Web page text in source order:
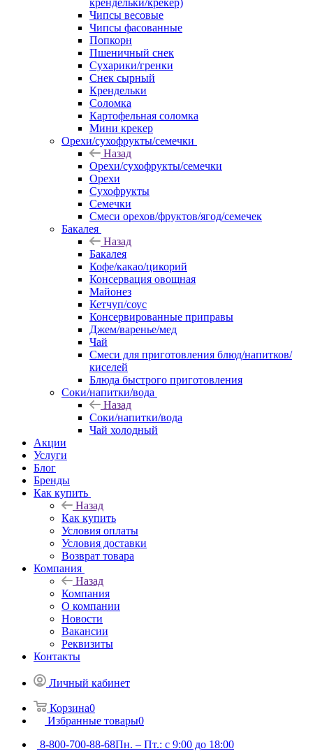
крендельки/крекер)
Чипсы весовые
Чипсы фасованные
Попкорн
Пшеничный снек
Сухарики/гренки
Снек сырный
Крендельки
Соломка
Картофельная соломка
Мини крекер
Орехи/сухофрукты/семечки
Назад
Орехи/сухофрукты/семечки
Орехи
Сухофрукты
Семечки
Смеси орехов/фруктов/ягод/семечек
Бакалея
Назад
Бакалея
Кофе/какао/цикорий
Консервация овощная
Майонез
Кетчуп/соус
Консервированные приправы
Джем/варенье/мед
Чай
Смеси для приготовления блюд/напитков/
киселей
Блюда быстрого приготовления
Соки/напитки/вода
Назад
Соки/напитки/вода
Чай холодный
Акции
Услуги
Блог
Бренды
Как купить
Назад
Как купить
Условия оплаты
Условия доставки
Возврат товара
Компания
Назад
Компания
О компании
Новости
Вакансии
Реквизиты
Контакты
Личный кабинет
Корзина0
Избранные товары0
8-800-700-88-68Пн. – Пт.: с 9:00 до 18:00